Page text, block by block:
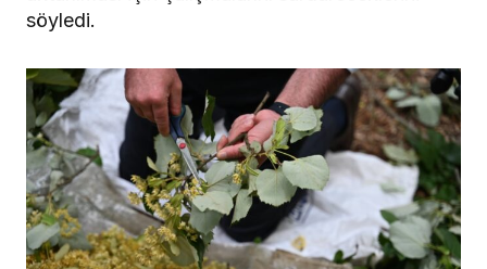
söyledi.